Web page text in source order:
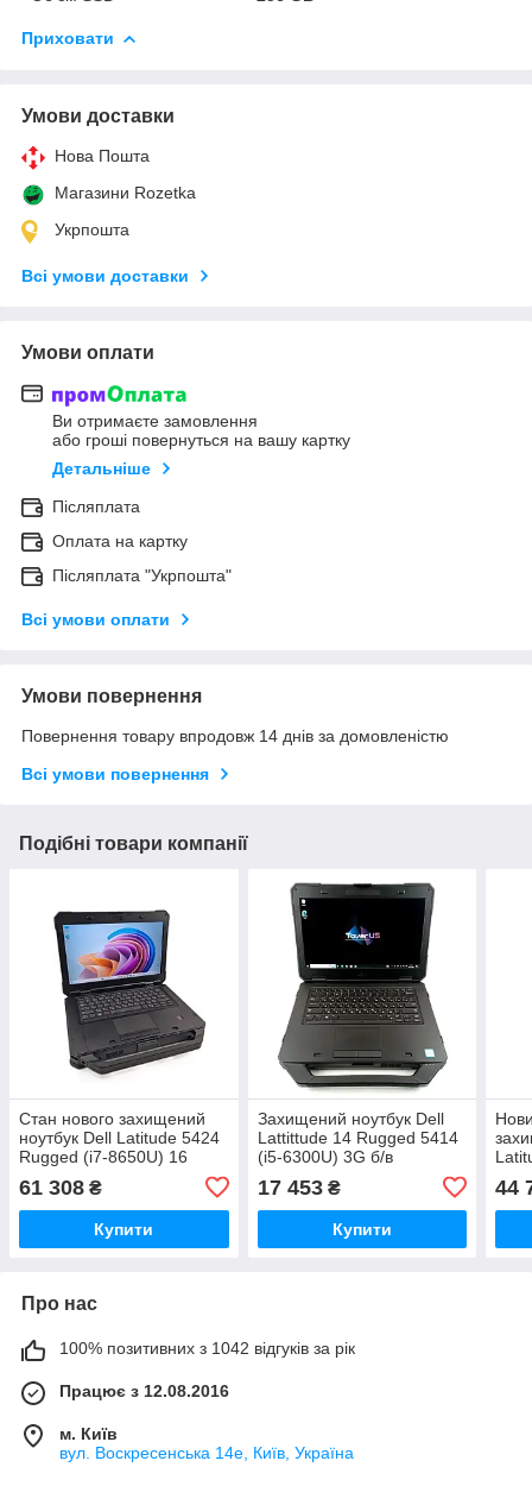
Приховати
Умови доставки
Нова Пошта
Магазини Rozetka
Укрпошта
Всі умови доставки
Умови оплати
Ви отримаєте замовлення
або гроші повернуться на вашу картку
Детальніше
Післяплата
Оплата на картку
Післяплата "Укрпошта"
Всі умови оплати
Умови повернення
Повернення товару впродовж 14 днів за домовленістю
Всі умови повернення
Подібні товари компанії
Стан нового захищений
ноутбук Dell Latitude 5424
Rugged (i7-8650U) 16
RX540
61 308 ₴
Купити
Захищений ноутбук Dell
Lattittude 14 Rugged 5414
(i5-6300U) 3G б/в
17 453₴
Купити
44
Про нас
100% позитивних з 1042 відгуків за рік
Працює з 12.08.2016
м. Київ
вул. Воскресенська 14е, Київ, Україна